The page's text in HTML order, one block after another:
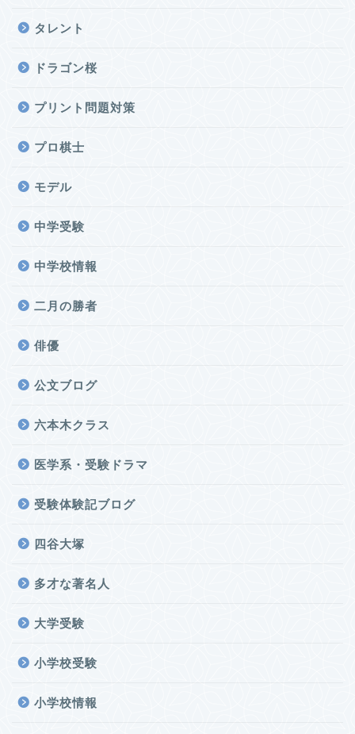
タレント
ドラゴン桜
プリント問題対策
プロ棋士
モデル
中学受験
中学校情報
二月の勝者
俳優
公文ブログ
六本木クラス
医学系・受験ドラマ
受験体験記ブログ
四谷大塚
多才な著名人
大学受験
小学校受験
小学校情報